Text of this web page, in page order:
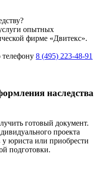
опытных
фирме «Двитекс».
телефону 8 (495) 223-48-91
наследства
готовый документ.
проекта
юриста или приобрести
подготовки.